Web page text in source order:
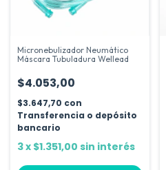
Micronebulizador Neumático
Máscara Tubuladura Wellead
$4.053,00
$3.647,70 con
Transferencia o depósito
bancario
3x $1.351,00 sin interés